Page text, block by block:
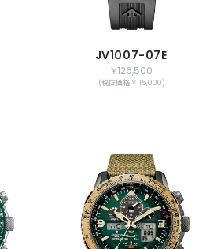
JV1007-07E
￥126,500
(税抜価格 ￥115,000)